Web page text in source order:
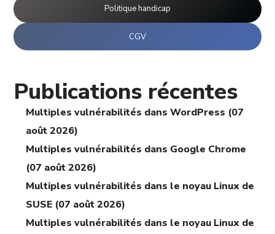
Politique handicap
CGV
Publications récentes
Multiples vulnérabilités dans WordPress (07
août 2026)
Multiples vulnérabilités dans Google Chrome
(07 août 2026)
Multiples vulnérabilités dans le noyau Linux de
SUSE (07 août 2026)
Multiples vulnérabilités dans le noyau Linux de